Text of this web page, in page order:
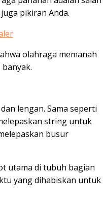
pikiran Anda.
olahraga memanah
lengan. Sama seperti
string untuk
busur
utama di tubuh bagian
yang dihabiskan untuk